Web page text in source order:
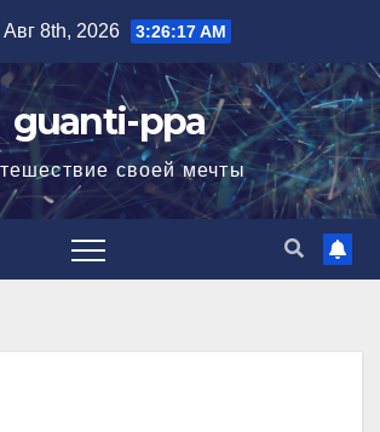
8th, 2026 3:26:18 AM
guanti-ppa
своей мечты